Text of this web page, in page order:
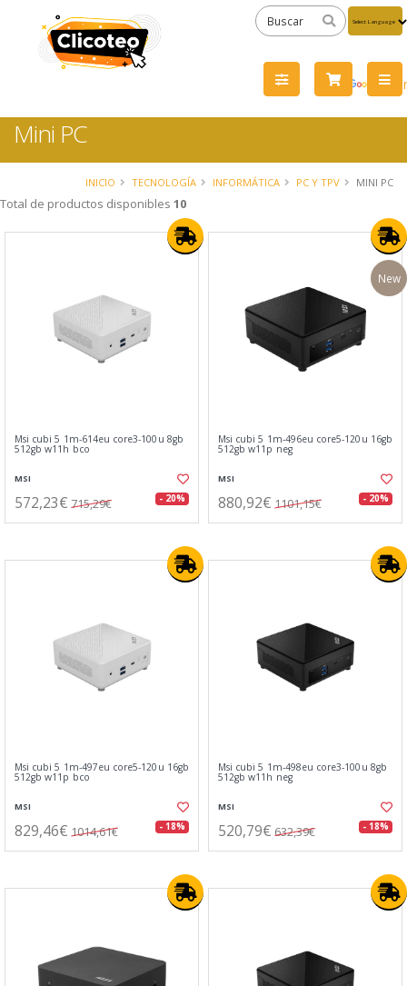
by
Mini PC
INICIO TECNOLOGÍA INFORMÁTICA PC Y TPV MINI PC
Total de productos disponibles 10
Msi cubi 5 1m-614eu core3-100u 8gb
512gb w11h bco
MSI
572,23€ 715,29€ - 20%
New
Msi cubi 5 1m-496eu core5-120u 16gb
512gb w11p neg
MSI
880,92€ 1101,15€ - 20%
Msi cubi 5 1m-497eu core5-120u 16gb
512gb w11p bco
MSI
829,46€ 1014,61€ - 18%
Msi cubi 5 1m-498eu core3-100u 8gb
512gb w11h neg
MSI
520,79€ 632,39€ - 18%